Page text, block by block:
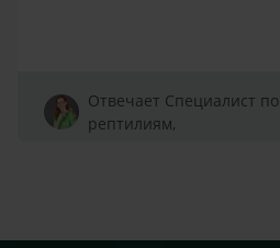
Отвечает Специалист по
рептилиям,